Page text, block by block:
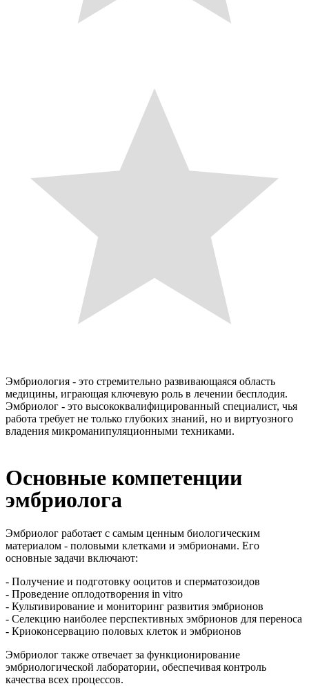
Эмбриология - это стремительно развивающаяся область
медицины, играющая ключевую роль в лечении бесплодия.
Эмбриолог - это высококвалифицированный специалист, чья
работа требует не только глубоких знаний, но и виртуозного
владения микроманипуляционными техниками.
Основные компетенции
эмбриолога
Эмбриолог работает с самым ценным биологическим
материалом - половыми клетками и эмбрионами. Его
основные задачи включают:
- Получение и подготовку ооцитов и сперматозоидов
- Проведение оплодотворения in vitro
- Культивирование и мониторинг развития эмбрионов
- Селекцию наиболее перспективных эмбрионов для переноса
- Криоконсервацию половых клеток и эмбрионов
Эмбриолог также отвечает за функционирование
эмбриологической лаборатории, обеспечивая контроль
качества всех процессов.